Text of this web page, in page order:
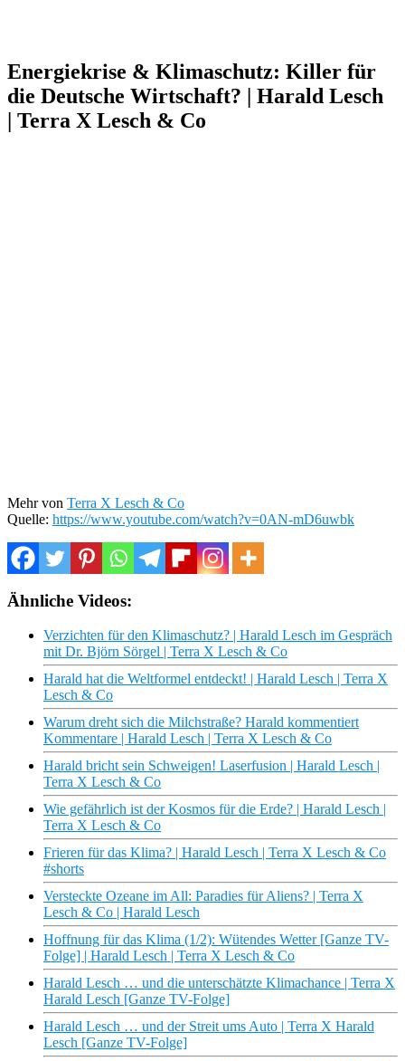
Energiekrise & Klimaschutz: Killer für
die Deutsche Wirtschaft? | Harald Lesch
| Terra X Lesch & Co
Mehr von Terra X Lesch & Co
Quelle: https://www.youtube.com/watch?v=0AN-mD6uwbk
Ähnliche Videos:
Verzichten für den Klimaschutz? | Harald Lesch im Gespräch
mit Dr. Björn Sörgel | Terra X Lesch & Co
Harald hat die Weltformel entdeckt! | Harald Lesch | Terra X
Lesch & Co
Warum dreht sich die Milchstraße? Harald kommentiert
Kommentare | Harald Lesch | Terra X Lesch & Co
Harald bricht sein Schweigen! Laserfusion | Harald Lesch |
Terra X Lesch & Co
Wie gefährlich ist der Kosmos für die Erde? | Harald Lesch |
Terra X Lesch & Co
Frieren für das Klima? | Harald Lesch | Terra X Lesch & Co
#shorts
Versteckte Ozeane im All: Paradies für Aliens? | Terra X
Lesch & Co | Harald Lesch
Hoffnung für das Klima (1/2): Wütendes Wetter [Ganze TV-
Folge] | Harald Lesch | Terra X Lesch & Co
Harald Lesch … und die unterschätzte Klimachance | Terra X
Harald Lesch [Ganze TV-Folge]
Harald Lesch … und der Streit ums Auto | Terra X Harald
Lesch [Ganze TV-Folge]